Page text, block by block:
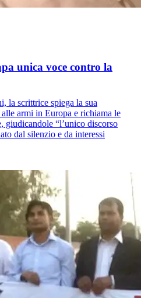
unica voce contro la
la scrittrice spiega la sua
armi in Europa e richiama le
giudicandole “l’unico discorso
dal silenzio e da interessi